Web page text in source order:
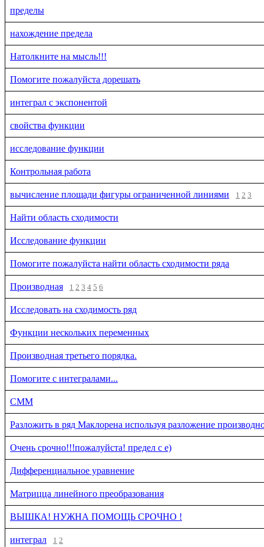
пределы
нахождение предела
Натолкните на мысль!!!
Помогите пожалуйста дорешать
интеграл с экспонентой
свойства функции
исследование функции
Контрольная работа
вычисление площади фигуры ограниченной линиями 1 2 3
Найти область сходимости
Исследование функции
Помогите пожалуйста найти область сходимости ряда
Производная 1 2 3 4 5 6
Исследовать на сходимость ряд
Функции нескольких переменных
Производная третьего порядка.
Помогите с интегралами...
СММ
Разложить в ряд Маклорена используя разложение
Очень срочно!!!пожалуйста! предел с е)
Дифференциальное уравнение
Матрицца линейного преобразования
ВЫШКА! НУЖНА ПОМОЩЬ СРОЧНО !
интеграл 1 2